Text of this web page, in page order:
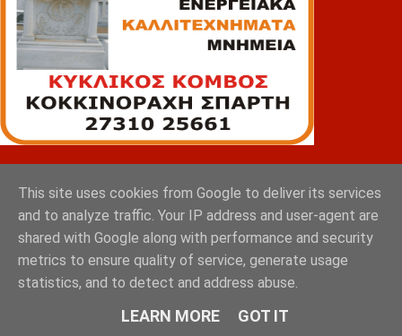
This site uses cookies from Google to deliver its services
and to analyze traffic. Your IP address and user-agent are
shared with Google along with performance and security
metrics to ensure quality of service, generate usage
statistics, and to detect and address abuse.
LEARN MORE GOT IT